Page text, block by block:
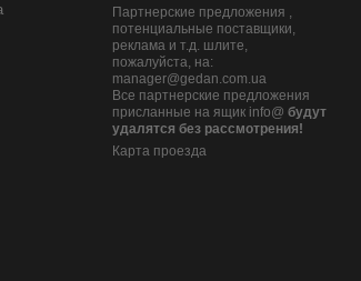
Партнерские предложения ,
потенциальные поставщики,
реклама и т.д. шлите,
пожалуйста, на:
manager@gedan.com.ua
Все партнерские предложения
присланные на ящик info@ будут
удалятся без рассмотрения!
Карта проезда